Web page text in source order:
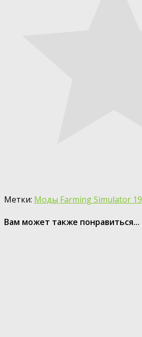
Метки: Моды Farming Simulator 19
Вам может также понравиться...